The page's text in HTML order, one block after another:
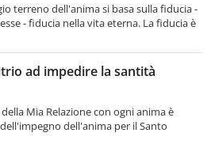
terreno dell'anima si basa sulla fiducia -
- fiducia nella vita eterna. La fiducia è
ad impedire la santità
Mia Relazione con ogni anima è
dell'anima per il Santo